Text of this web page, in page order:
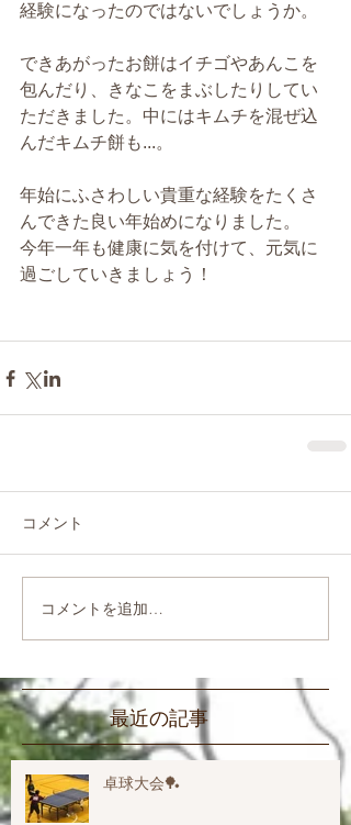
経験になったのではないでしょうか。
できあがったお餅はイチゴやあんこを
包んだり、きなこをまぶしたりしてい
ただきました。中にはキムチを混ぜ込
んだキムチ餅も...。
年始にふさわしい貴重な経験をたくさ
んできた良い年始めになりました。
今年一年も健康に気を付けて、元気に
過ごしていきましょう！
コメント
コメントを追加…
最近の記事
卓球大会🏓